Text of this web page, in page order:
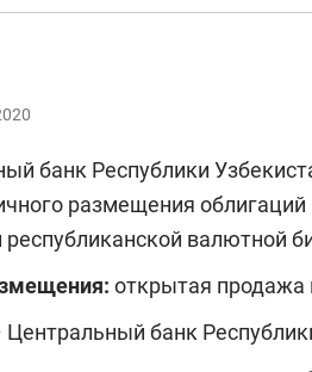
банк Республики
размещения
республиканской валютной
открытая продажа
Центральный банк